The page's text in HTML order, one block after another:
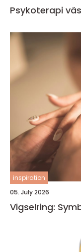
Psykoterapi
inspiration
05. July 2026
Vigselring: